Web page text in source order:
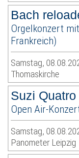
Bach
Orgelkonzert
Frankreich)
Samstag,
Thomaskirche
Suzi Quatro
Open Air-
Samstag,
Panometer Leipzig